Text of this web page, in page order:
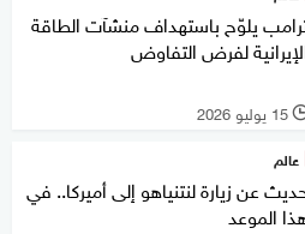
يلوّح باستهداف منشآت الطاقة
لفرض التفاوض
15 يوليو 2026
عالم
عن زيارة لنتنياهو إلى أميركا.. في
الموعد